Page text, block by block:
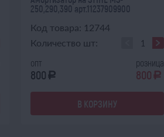
250,290,390 арт.11237909900
Код товара: 12744
Количество шт:
опт
800 a
розница
800 a
В КОРЗИНУ